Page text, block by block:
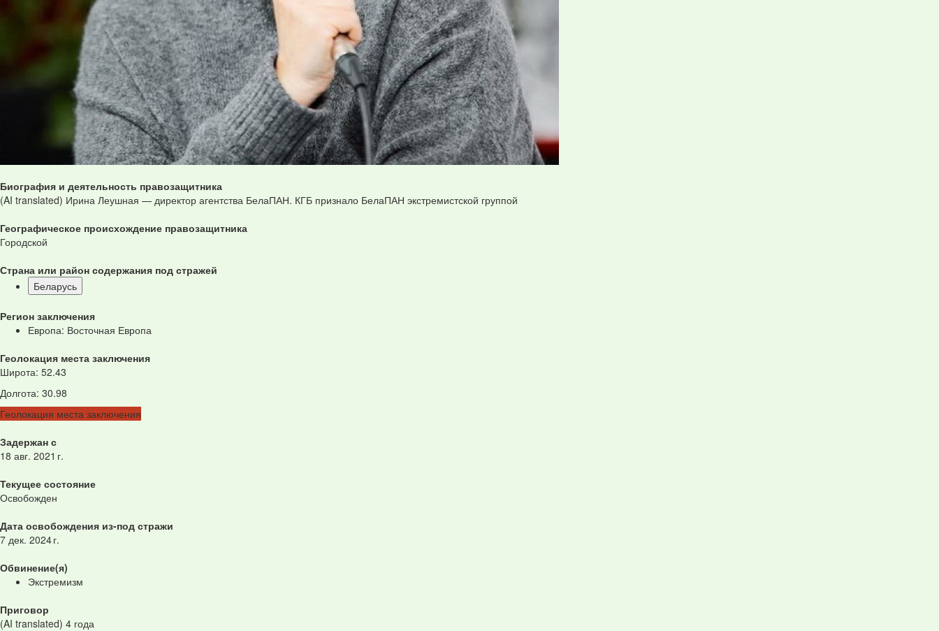
Биография и деятельность правозащитника
(AI translated) Ирина Леушная — директор агентства БелаПАН. КГБ признало БелаПАН экстремистской группой
Географическое происхождение правозащитника
Городской
Страна или район содержания под стражей
Беларусь
Регион заключения
Европа: Восточная Европа
Геолокация места заключения
Широта: 52.43
Долгота: 30.98
Геолокация места заключения
Задержан с
18 авг. 2021 г.
Текущее состояние
Освобожден
Дата освобождения из-под стражи
7 дек. 2024 г.
Обвинение(я)
Экстремизм
Приговор
(AI translated) 4 года